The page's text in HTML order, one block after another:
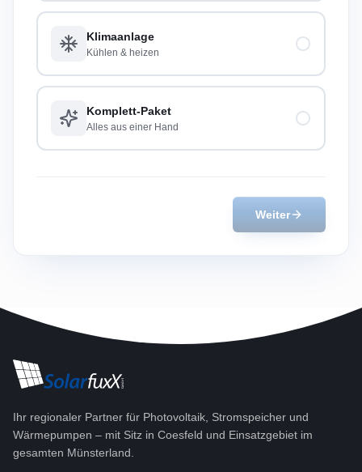
Klimaanlage
Kühlen & heizen
Komplett-Paket
Alles aus einer Hand
Weiter
Ihr regionaler Partner für Photovoltaik, Stromspeicher und
Wärmepumpen – mit Sitz in Coesfeld und Einsatzgebiet im
gesamten Münsterland.